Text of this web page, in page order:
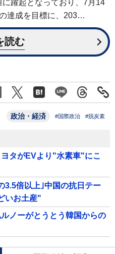
躍起となっており、7月14
達成を目標に、203…
読む
政治・経済 #国際政治 #脱炭素
タがEVより"水素車"にこ
3.5倍以上｣中国の抗日テー
いお土産"
ノーがとうとう韓国からの